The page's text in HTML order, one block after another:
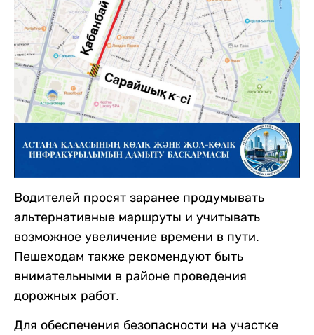
Водителей просят заранее продумывать
альтернативные маршруты и учитывать
возможное увеличение времени в пути.
Пешеходам также рекомендуют быть
внимательными в районе проведения
дорожных работ.
Для обеспечения безопасности на участке